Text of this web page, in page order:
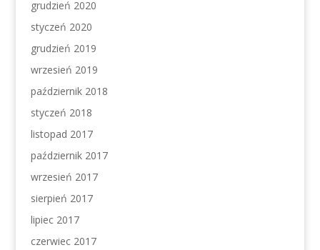
grudzień 2020
styczeń 2020
grudzień 2019
wrzesień 2019
październik 2018
styczeń 2018
listopad 2017
październik 2017
wrzesień 2017
sierpień 2017
lipiec 2017
czerwiec 2017